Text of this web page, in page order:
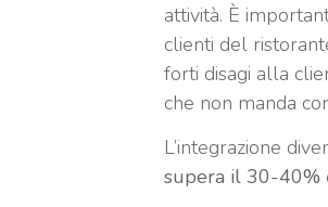
attività. È
clienti del
forti disagi alla
che non manda
L’integrazione
supera il 30-40%